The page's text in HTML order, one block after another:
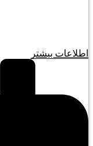
اطلاعات بیشتر